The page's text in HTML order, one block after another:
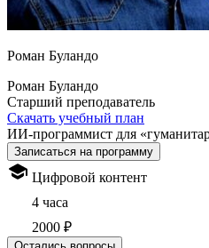
Роман Буландо
Роман Буландо
Старший преподаватель
Скачать учебный план
ИИ-программист для
Записаться на программу
Цифровой контент
4 часа
2000 ₽